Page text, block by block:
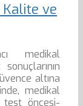
Kalite ve
medikal
altına
medikal
test öncesi-